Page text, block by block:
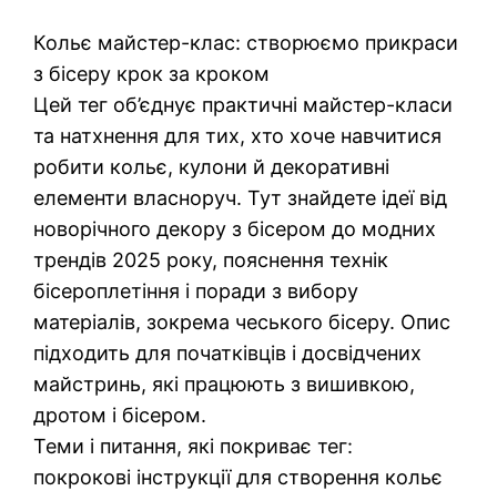
Кольє майстер-клас: створюємо прикраси
з бісеру крок за кроком
Цей тег об’єднує практичні майстер-класи
та натхнення для тих, хто хоче навчитися
робити кольє, кулони й декоративні
елементи власноруч. Тут знайдете ідеї від
новорічного декору з бісером до модних
трендів 2025 року, пояснення технік
бісероплетіння і поради з вибору
матеріалів, зокрема чеського бісеру. Опис
підходить для початківців і досвідчених
майстринь, які працюють з вишивкою,
дротом і бісером.
Теми і питання, які покриває тег:
покрокові інструкції для створення кольє